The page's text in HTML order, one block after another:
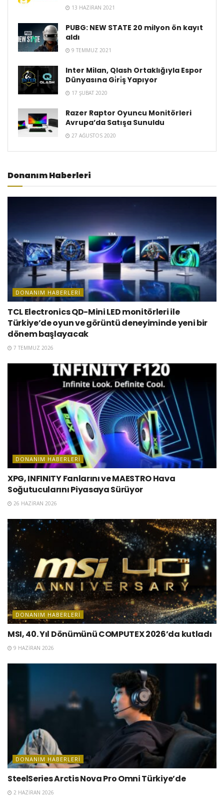
13 HAZIRAN 2021
PUBG: NEW STATE 20 milyon ön kayıt
aldı
9 TEMMUZ 2021
Inter Milan, Qlash Ortaklığıyla Espor
Dünyasına Gi̇ri̇ş Yapıyor
17 ŞUBAT 2020
Razer Raptor Oyuncu Monitörleri
Avrupa’da Satışa Sunuldu
27 AĞUSTOS 2020
Donanım Haberleri
DONANIM HABERLERI
TCL Electronics QD-Mini LED monitörleri ile
Türkiye’de oyun ve görüntü deneyiminde yeni bir
dönem başlayacak
7 TEMMUZ 2026
DONANIM HABERLERI
XPG, INFINITY Fanlarını ve MAESTRO Hava
Soğutucularını Piyasaya Sürüyor
26 HAZIRAN 2026
DONANIM HABERLERI
MSI, 40. Yıl Dönümünü COMPUTEX 2026’da kutladı
9 HAZIRAN 2026
DONANIM HABERLERI
SteelSeries Arctis Nova Pro Omni Türkiye’de
2 HAZIRAN 2026